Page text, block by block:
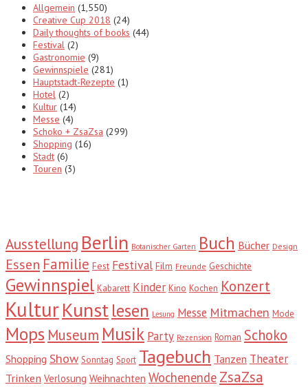
Allgemein (1,550)
Creative Cup 2018 (24)
Daily thoughts of books (44)
Festival (2)
Gastronomie (9)
Gewinnspiele (281)
Hauptstadt-Rezepte (1)
Hotel (2)
Kultur (14)
Messe (4)
Schoko + ZsaZsa (299)
Shopping (16)
Stadt (6)
Touren (3)
Ausstellung Berlin Botanischer Garten Buch Bücher Design
Essen Familie Fest Festival Film Freunde Geschichte
Gewinnspiel Kabarett Kinder Kino Kochen Konzert
KulturKunstlesen Lesung Messe Mitmachen Mode
Mops Museum Musik Party Rezension Roman Schoko
Shopping Show Sonntag Sport Tagebuch Tanzen Theater
Trinken Verlosung Weihnachten Wochenende ZsaZsa